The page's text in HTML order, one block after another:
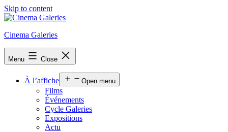
Skip to content
Cinema Galeries
Menu Close
À l’affiche Open menu
Films
Événements
Cycle Galeries
Expositions
Actu